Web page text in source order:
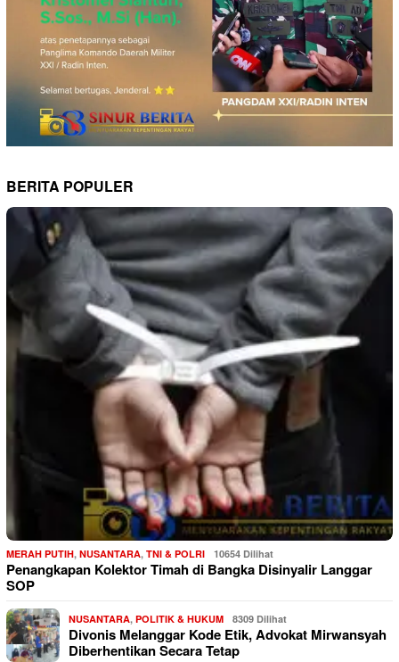
BERITA POPULER
MERAH PUTIH, NUSANTARA, TNI & POLRI 10654 Dilihat
Penangkapan Kolektor Timah di Bangka Disinyalir Langgar
SOP
NUSANTARA, POLITIK & HUKUM 8309 Dilihat
Divonis Melanggar Kode Etik, Advokat Mirwansyah
Diberhentikan Secara Tetap